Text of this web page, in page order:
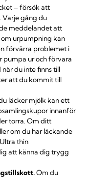
– försök att
Varje gång du
meddelandet att
urpumpning kan
förvärra problemet i
pumpa ur och förvara
du inte finns till
att du kommit till
läcker mjölk kan ett
innanför
torra. Om ditt
om du har läckande
Ultra thin
att känna dig trygg
Om du